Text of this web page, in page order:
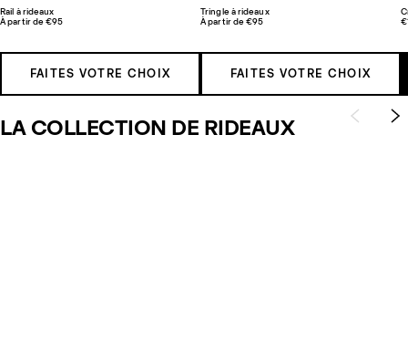
Rail à rideaux
À partir de €95
FAITES VOTRE CHOIX
Tringle à rideaux
À partir de €95
FAITES VOTRE CHOIX
LA COLLECTION DE RIDEAUX